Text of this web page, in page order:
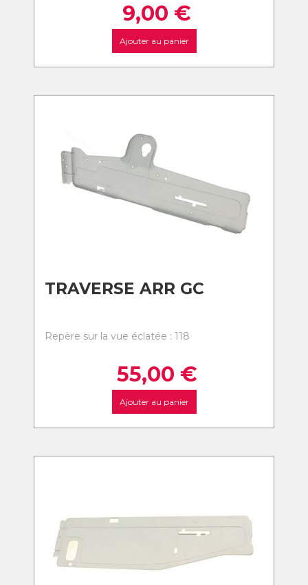
9,00 €
Ajouter au panier
TRAVERSE ARR GC
Repère sur la vue éclatée : 118
55,00 €
Ajouter au panier